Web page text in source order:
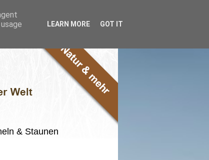
& Staunen
LEARN MORE GOT IT